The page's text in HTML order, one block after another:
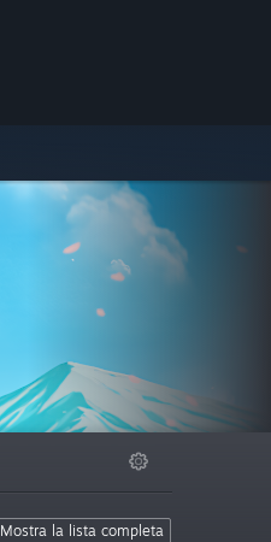
Mostra la lista completa